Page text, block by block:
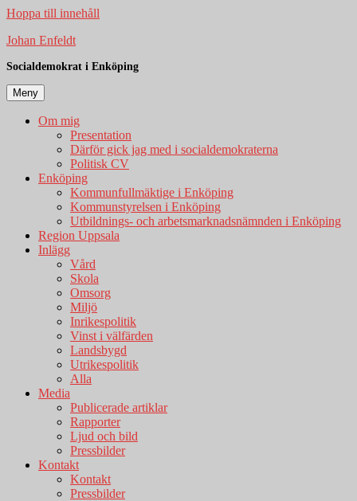
Hoppa till innehåll
Johan Enfeldt
Socialdemokrat i Enköping
Meny
Om mig
Presentation
Därför gick jag med i socialdemokraterna
Politisk CV
Enköping
Kommunfullmäktige i Enköping
Kommunstyrelsen i Enköping
Utbildnings- och arbetsmarknadsnämnden i Enköping
Region Uppsala
Inlägg
Vård
Skola
Omsorg
Miljö
Inrikespolitik
Vinst i välfärden
Landsbygd
Utrikespolitik
Alla
Media
Publicerade artiklar
Rapporter
Ljud och bild
Pressbilder
Kontakt
Kontakt
Pressbilder